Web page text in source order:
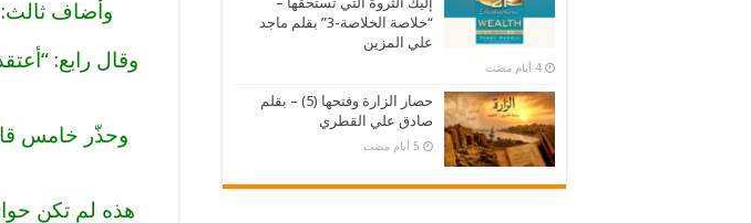
وأضاف
وقال رابع:
وحذّر خامس
هذه لم تكن
“خلاصة الخلاصة-3” بقلم ماجد
علي المزين
حصار الزارة وفتحها (5) – بقلم
صادق علي القطري